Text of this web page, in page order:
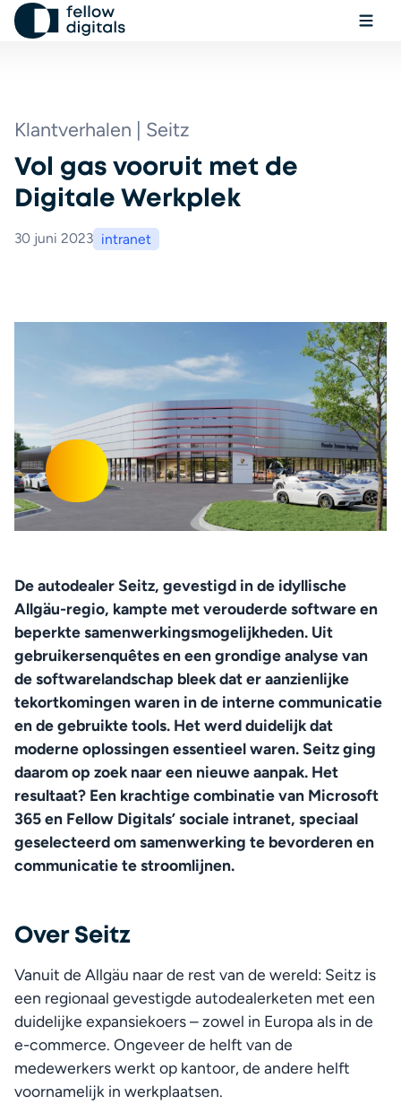
Ga naar de inhoud
Boek een demo
Vol gas vooruit met de
Digitale Werkplek
Klantverhalen | Seitz
30 juni 2023 intranet
De autodealer Seitz, gevestigd in de idyllische
Allgäu-regio, kampte met verouderde software en
beperkte samenwerkingsmogelijkheden. Uit
gebruikersenquêtes en een grondige analyse van
de softwarelandschap bleek dat er aanzienlijke
tekortkomingen waren in de interne communicatie
en de gebruikte tools. Het werd duidelijk dat
moderne oplossingen essentieel waren. Seitz ging
daarom op zoek naar een nieuwe aanpak. Het
resultaat? Een krachtige combinatie van Microsoft
365 en Fellow Digitals’ sociale intranet, speciaal
geselecteerd om samenwerking te bevorderen en
communicatie te stroomlijnen.
Over Seitz
Vanuit de Allgäu naar de rest van de wereld: Seitz is
een regionaal gevestigde autodealerketen met een
duidelijke expansiekoers – zowel in Europa als in de
e-commerce. Ongeveer de helft van de
medewerkers werkt op kantoor, de andere helft
voornamelijk in werkplaatsen.